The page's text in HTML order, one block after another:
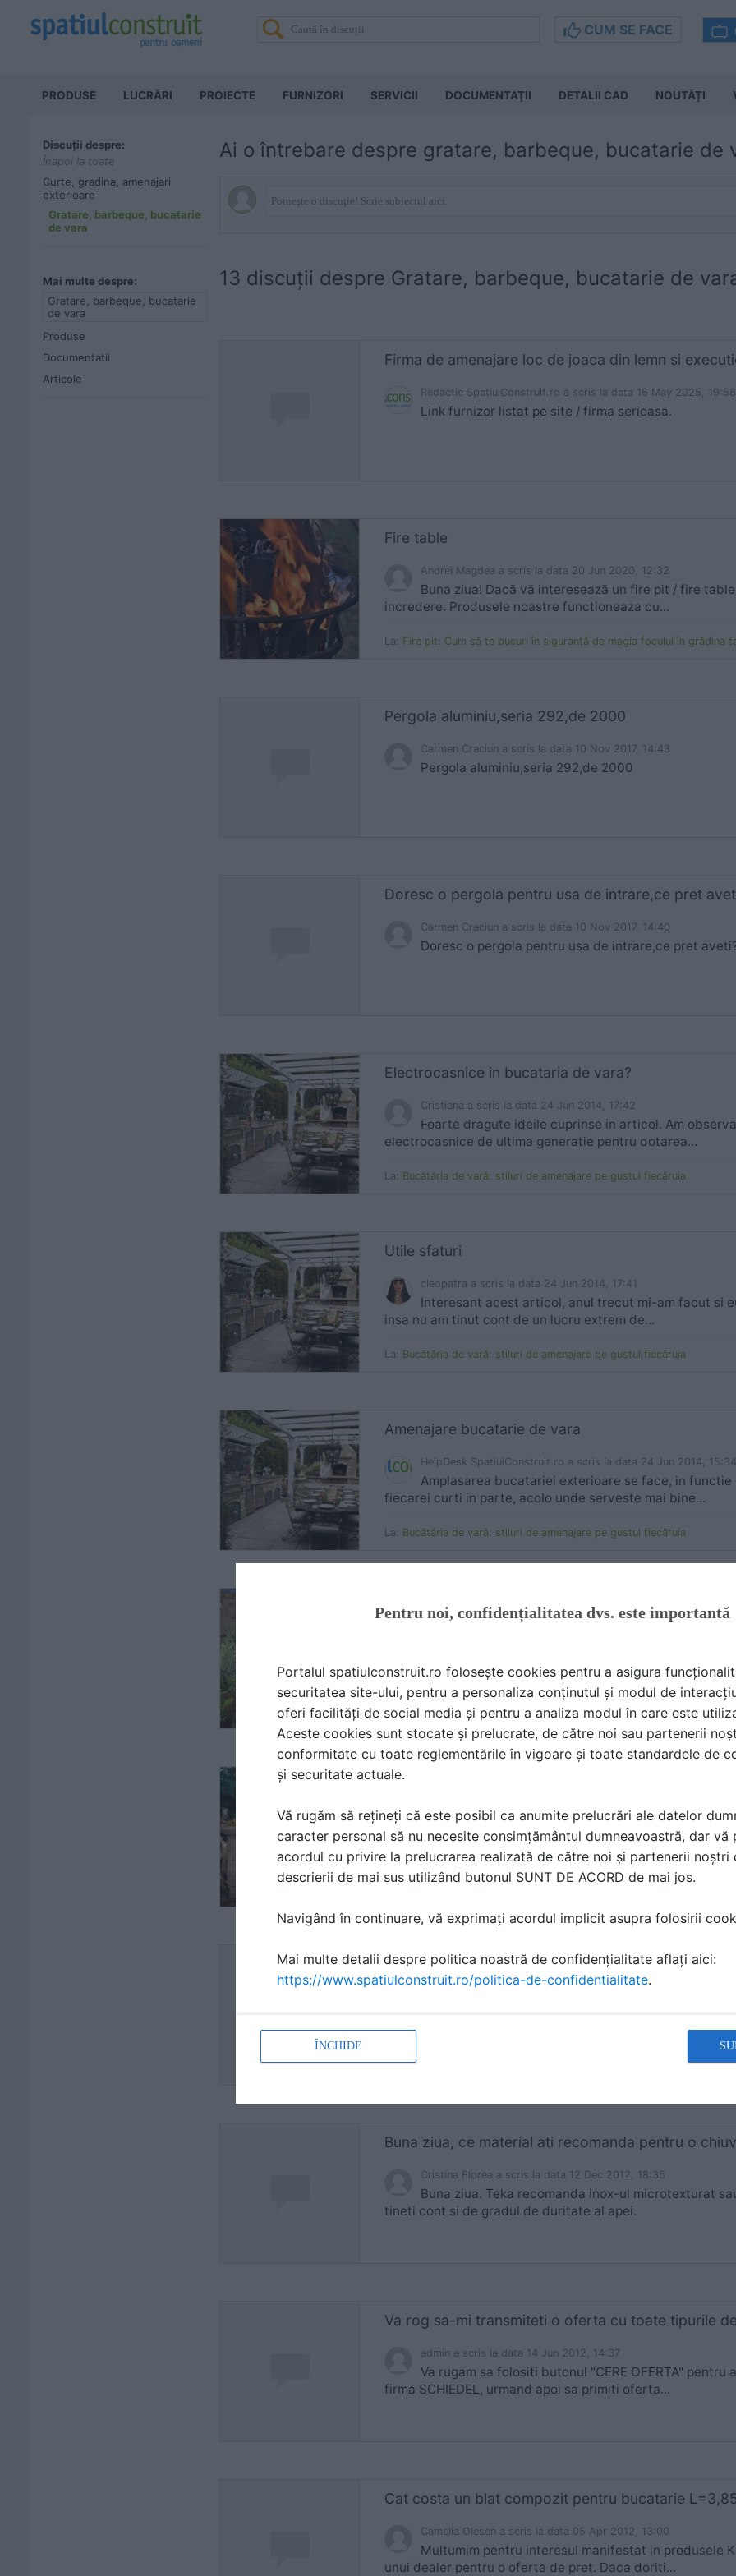
CUM SE FACE
PRODUSE LUCRĂRI PROIECTE FURNIZORI SERVICII DOCUMENTAŢII DETALII CAD NOUTĂȚI
Discuții despre:
Înapoi la toate
Curte, gradina, amenajari
exterioare
Gratare, barbeque, bucatarie
de vara
Mai multe despre:
Gratare, barbeque, bucatarie
de vara
Produse
Documentatii
Articole
Ai o întrebare despre gratare, barbeque, bucatarie de
13 discuţii despre Gratare, barbeque, bucatarie de
Firma de amenajare loc de joaca din lemn si
Redactie SpatiulConstruit.ro a scris la data 16 May 2025, 19:58
Link furnizor listat pe site / firma serioasa.
Fire table
Andrei Magdea a scris la data 20 Jun 2020, 12:32
Buna ziua! Dacă vă interesează un fire pit / fire
incredere. Produsele noastre functioneaza cu...
La: Fire pit: Cum să te bucuri în siguranță de magia focului în grădina
Pergola aluminiu,seria 292,de 2000
Carmen Craciun a scris la data 10 Nov 2017, 14:43
Pergola aluminiu,seria 292,de 2000
Doresc o pergola pentru usa de intrare,ce pret
Carmen Craciun a scris la data 10 Nov 2017, 14:40
Doresc o pergola pentru usa de intrare,ce pret
Electrocasnice in bucataria de vara?
Cristiana a scris la data 24 Jun 2014, 17:42
Foarte dragute ideile cuprinse in articol. Am
electrocasnice de ultima generatie pentru dotarea...
La: Bucătăria de vară: stiluri de amenajare pe gustul fiecăruia
Utile sfaturi
cleopatra a scris la data 24 Jun 2014, 17:41
Interesant acest articol, anul trecut mi-am facut si
insa nu am tinut cont de un lucru extrem de...
La: Bucătăria de vară: stiluri de amenajare pe gustul fiecăruia
Amenajare bucatarie de vara
HelpDesk SpatiulConstruit.ro a scris la data 24 Jun 2014, 15:34
Amplasarea bucatariei exterioare se face, in
fiecarei curti in parte, acolo unde serveste mai bine...
La: Bucătăria de vară: stiluri de amenajare pe gustul fiecăruia
Semineu in curte
Bucatarii de vara in Maramures
Vera-roa scris la data 11 Oct 2013, 09:49
a ta pare mult mai reala :)) si celelalte sunt
realizabila la romani.
Vopseaua de metal HAMMERITE sigur nu se
Cristina Florea a scris la data 12 Dec 2012, 18:35
Buna ziua. Teka recomanda inox-ul microtexturat
tineti cont si de gradul de duritate al apei.
admin a scris la data 14 Jun 2012, 14:37
Va rugam sa folositi butonul "CERE OFERTA"
firma SCHIEDEL, urmand apoi sa primiti oferta...
Camelia Olesen a scris la data 05 Apr 2012, 13:00
Multumim pentru interesul manifestat in produsele
unui dealer pentru o oferta de pret. Daca doriti...
Pentru noi, confidențialitatea dvs. este importantă
Portalul spatiulconstruit.ro folosește cookies pentru a asigura
securitatea site-ului, pentru a personaliza conținutul și modul de
oferi facilități de social media și pentru a analiza modul în care este
Aceste cookies sunt stocate și prelucrate, de către noi sau partenerii
conformitate cu toate reglementările în vigoare și toate standardele de
și securitate actuale.
Vă rugăm să rețineți că este posibil ca anumite prelucrări ale datelor
caracter personal să nu necesite consimțământul dumneavoastră, dar vă
acordul cu privire la prelucrarea realizată de către noi și partenerii noștri
descrierii de mai sus utilizând butonul SUNT DE ACORD de mai jos.
Navigând în continuare, vă exprimați acordul implicit asupra folosirii
Mai multe detalii despre politica noastră de confidențialitate aflați aici:
https://www.spatiulconstruit.ro/politica-de-confidentialitate.
ÎNCHIDE